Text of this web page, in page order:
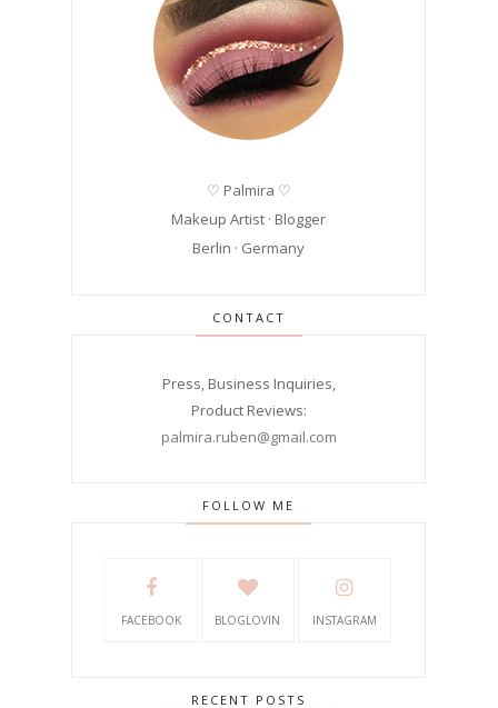
♡ Palmira ♡
Makeup Artist · Blogger
Berlin · Germany
CONTACT
Press, Business Inquiries,
Product Reviews:
palmira.ruben@gmail.com
FOLLOW ME
FACEBOOK BLOGLOVIN INSTAGRAM
RECENT POSTS